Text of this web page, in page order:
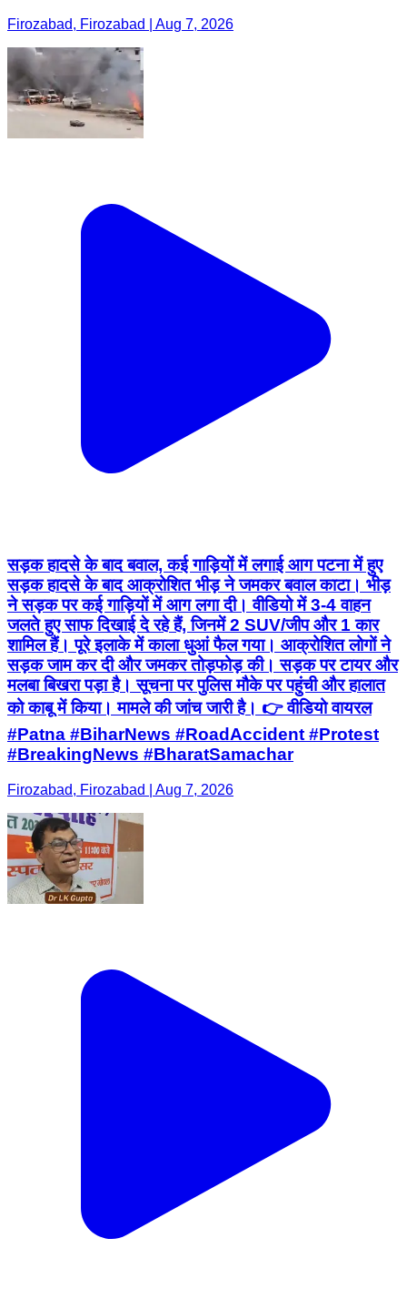
Firozabad, Firozabad | Aug 7, 2026
सड़क हादसे के बाद बवाल, कई गाड़ियों में लगाई आग पटना में हुए
सड़क हादसे के बाद आक्रोशित भीड़ ने जमकर बवाल काटा। भीड़
ने सड़क पर कई गाड़ियों में आग लगा दी। वीडियो में 3-4 वाहन
जलते हुए साफ दिखाई दे रहे हैं, जिनमें 2 SUV/जीप और 1 कार
शामिल हैं। पूरे इलाके में काला धुआं फैल गया। आक्रोशित लोगों ने
सड़क जाम कर दी और जमकर तोड़फोड़ की। सड़क पर टायर और
मलबा बिखरा पड़ा है। सूचना पर पुलिस मौके पर पहुंची और हालात
को काबू में किया। मामले की जांच जारी है। 👉 वीडियो वायरल
#Patna #BiharNews #RoadAccident #Protest
#BreakingNews #BharatSamachar
Firozabad, Firozabad | Aug 7, 2026